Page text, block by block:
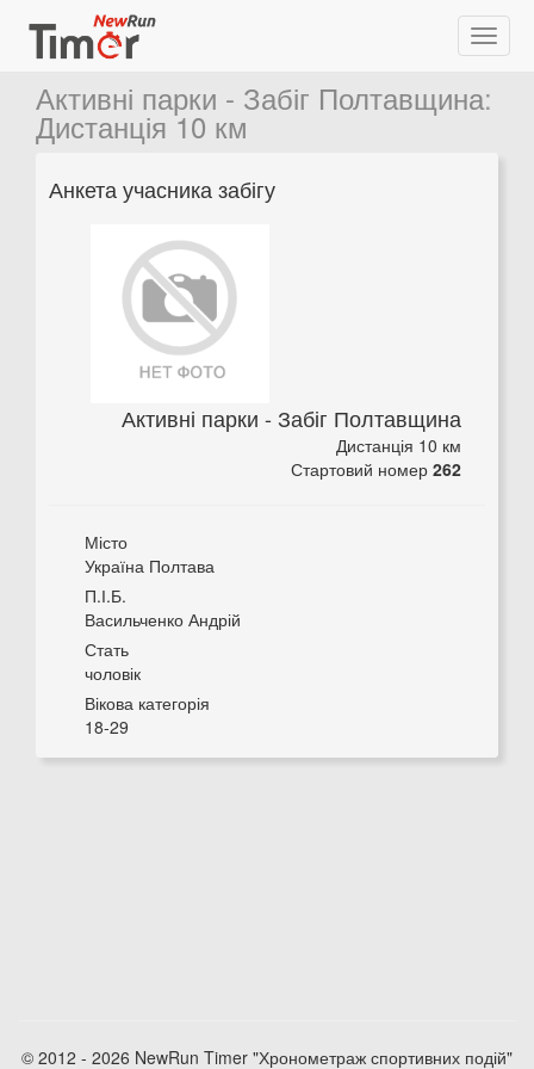
Активні парки - Забіг Полтавщина:
Дистанція 10 км
Анкета учасника забігу
Активні парки - Забіг Полтавщина
Дистанція 10 км
Стартовий номер 262
Місто
Україна Полтава
П.І.Б.
Васильченко Андрій
Стать
чоловік
Вікова категорія
18-29
© 2012 - 2026 NewRun Timer "Хронометраж спортивних подій"